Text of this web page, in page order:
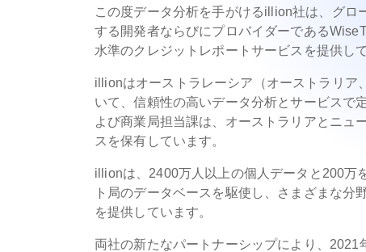
この度データ分析を手がけるillion社は、グロ
する開発者ならびにプロバイダーである
水準のクレジットレポートサービスを提供し
illionはオーストラレーシア（オーストラリア
いて、信頼性の高いデータ分析とサービスで
よび商業局担当課は、オーストラリアとニュ
スを保有しています。
illionは、2400万人以上の個人データと200万
ト局のデータベースを駆使し、さまざまな
を提供しています。
両社の新たなパートナーシップにより、